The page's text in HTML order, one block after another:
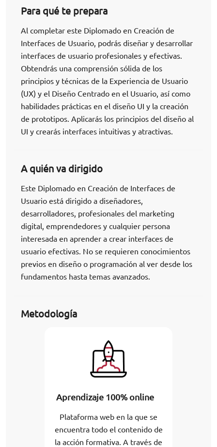
Para qué te prepara
Al completar este Diplomado en Creación de
Interfaces de Usuario, podrás diseñar y desarrollar
interfaces de usuario profesionales y efectivas.
Obtendrás una comprensión sólida de los
principios y técnicas de la Experiencia de Usuario
(UX) y el Diseño Centrado en el Usuario, así como
habilidades prácticas en el diseño UI y la creación
de prototipos. Aplicarás los principios del diseño al
UI y crearás interfaces intuitivas y atractivas.
A quién va dirigido
Este Diplomado en Creación de Interfaces de
Usuario está dirigido a diseñadores,
desarrolladores, profesionales del marketing
digital, emprendedores y cualquier persona
interesada en aprender a crear interfaces de
usuario efectivas. No se requieren conocimientos
previos en diseño o programación al ver desde los
fundamentos hasta temas avanzados.
Metodología
Aprendizaje 100% online
Plataforma web en la que se
encuentra todo el contenido de
la acción formativa. A través de